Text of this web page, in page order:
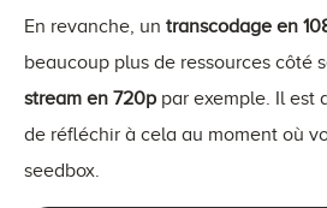
En revanche, un transcodage en
beaucoup plus de ressources côté
stream en 720p par exemple. Il est
de réfléchir à cela au moment où
seedbox.